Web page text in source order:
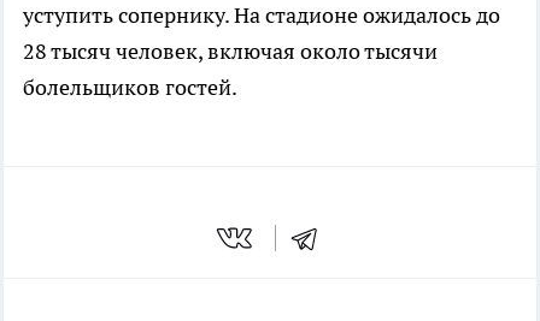
уступить сопернику. На стадионе ожидалось до
28 тысяч человек, включая около тысячи
болельщиков гостей.